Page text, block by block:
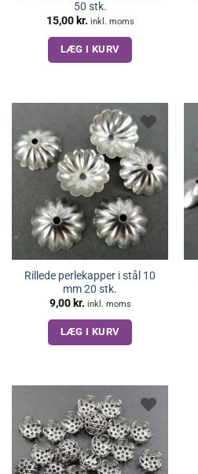
50 stk.
15,00 kr. inkl. moms
LÆG I KURV
Rillede perlekapper i stål 10
mm 20 stk.
9,00 kr. inkl. moms
LÆG I KURV